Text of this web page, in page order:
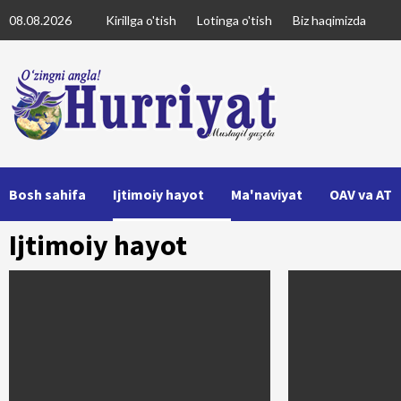
to
08.08.2026 Kirillga o'tish Lotinga o'tish Biz haqimizda
Bosh sahifa Ijtimoiy hayot Ma'naviyat OAV va AT
Ijtimoiy hayot